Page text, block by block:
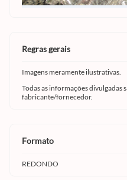
regras gerais
Imagens meramente ilustrativas.
Todas as informações divulgadas
fabricante/fornecedor.
formato
REDONDO